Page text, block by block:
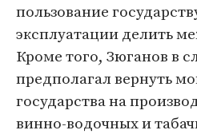
пользование
эксплуатации делить
Кроме того, Зюганов в
предполагал вернуть
государства на
винно-водочных и